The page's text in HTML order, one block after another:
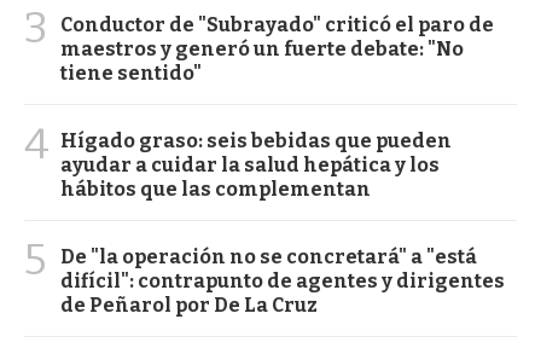
3
Conductor de "Subrayado" criticó el paro de
maestros y generó un fuerte debate: "No
tiene sentido"
4 Hígado graso: seis bebidas que pueden
ayudar a cuidar la salud hepática y los
hábitos que las complementan
5
De "la operación no se concretará" a "está
difícil": contrapunto de agentes y dirigentes
de Peñarol por De La Cruz